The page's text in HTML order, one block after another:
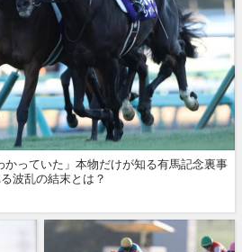
かっていた」本物だけが知る有馬記念裏事
波乱の結末とは？